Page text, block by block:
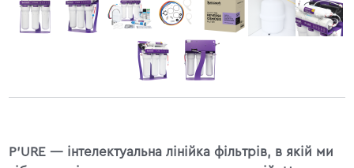
P'URE — інтелектуальна лінійка фільтрів, в якій ми